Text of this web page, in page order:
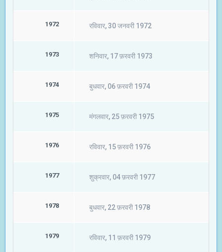
1972 रविवार, 30 जनवरी 1972
1973 शनिवार, 17 फ़रवरी 1973
1974 बुधवार, 06 फ़रवरी 1974
1975 मंगलवार, 25 फ़रवरी 1975
1976 रविवार, 15 फ़रवरी 1976
1977 शुक्रवार, 04 फ़रवरी 1977
1978 बुधवार, 22 फ़रवरी 1978
1979 रविवार, 11 फ़रवरी 1979